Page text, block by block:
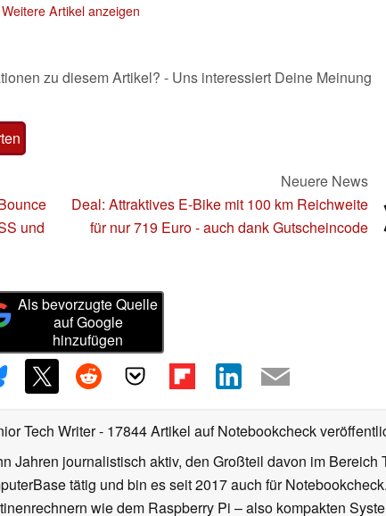
Weitere Artikel anzeigen
zu diesem Artikel? - Uns interessiert Deine Meinung
und
Neuere News
Deal: Attraktives E-Bike mit 100 km Reichweite
für nur 719 Euro - auch dank Gutscheincode
Als bevorzugte Quelle
auf Google
hinzufügen
Tech Writer- 17844 Artikel auf Notebookcheck
Jahren journalistisch aktiv, den Großteil davon im
tätig und bin es seit 2017 auch für
wie dem Raspberry Pi – also kompakten